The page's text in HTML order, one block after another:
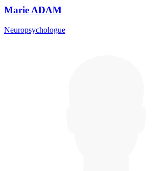
Marie ADAM
Neuropsychologue